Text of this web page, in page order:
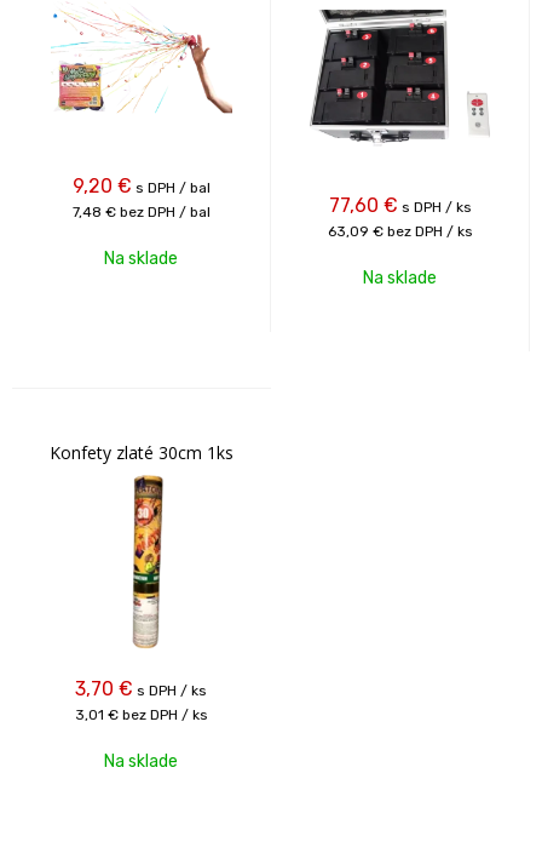
9,20 € s DPH / bal
7,48 € bez DPH / bal
Na sklade
77,60 € s DPH / ks
63,09 € bez DPH / ks
Na sklade
Konfety zlaté 30cm 1ks
3,70 € s DPH / ks
3,01 € bez DPH / ks
Na sklade